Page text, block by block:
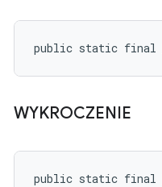
public static final
WYKROCZENIE
public static final